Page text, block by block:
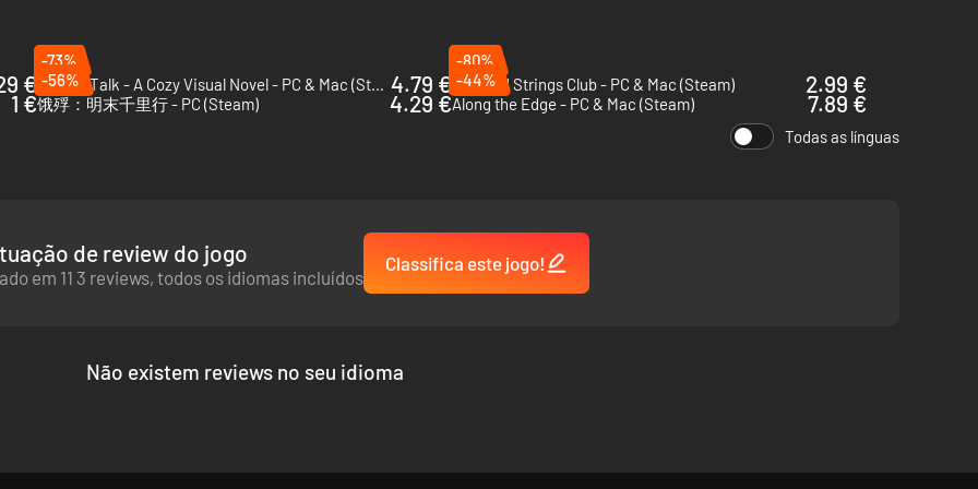
o que aconteceu com Savy à medida em que Lina percorre o mapa da cidade.
€
-73%
Tavern Talk - A Cozy Visual Novel - PC & Mac (Steam) 4.79 €
-80%
The Red Strings Club - PC & Mac (Steam)
2.99 €
1 €
-56%
饿殍：明末千里行 - PC (Steam)
4.29 €
-44%
Along the Edge - PC & Mac (Steam)
7.89 €
Todas as línguas
de review do jogo
em 11 3 reviews, todos os idiomas incluídos
Classifica este jogo!
Não existem reviews no seu idioma